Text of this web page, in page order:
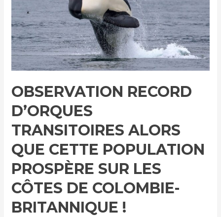
OBSERVATION RECORD
D’ORQUES
TRANSITOIRES ALORS
QUE CETTE POPULATION
PROSPÈRE SUR LES
CÔTES DE COLOMBIE-
BRITANNIQUE !